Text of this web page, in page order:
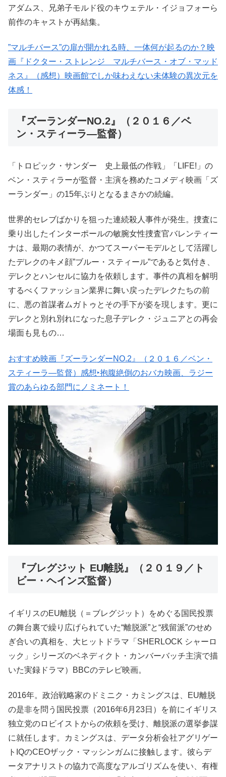
アダムス、兄弟子モルド役のキウェテル・イジョフォーら
前作のキャストが再結集。
”マルチバース”の扉が開かれる時、一体何が起るのか？映
画『ドクター・ストレンジ マルチバース・オブ・マッド
ネス』（感想）映画館でしか味わえない未体験の異次元を
体感！
『ズーランダーNO.2』（２０１６／ベ
ン・スティーラ―監督）
「トロピック・サンダー 史上最低の作戦」「LIFE!」の
ベン・スティラーが監督・主演を務めたコメディ映画「ズ
ーランダー」の15年ぶりとなるまさかの続編。
世界的セレブばかりを狙った連続殺人事件が発生。捜査に
乗り出したインターポールの敏腕女性捜査官バレンティー
ナは、最期の表情が、かつてスーパーモデルとして活躍し
たデレクのキメ顔”ブルー・スティール”であると気付き、
デレクとハンセルに協力を依頼します。事件の真相を解明
するべくファッション業界に舞い戻ったデレクたちの前
に、悪の首謀者ムガトゥとその手下が姿を現します。更に
デレクと別れ別れになった息子デレク・ジュニアとの再会
場面も見もの…
おすすめ映画『ズーランダーNO.2』（２０１６／ベン・
スティーラ―監督）感想‣抱腹絶倒のおバカ映画、ラジー
賞のあらゆる部門にノミネート！
『ブレグジット EU離脱』（２０１９／ト
ビー・ヘインズ監督）
イギリスのEU離脱（＝ブレグジット）をめぐる国民投票
の舞台裏で繰り広げられていた“離脱派”と“残留派”のせめ
ぎ合いの真相を、大ヒットドラマ「SHERLOCK シャーロ
ック」シリーズのベネディクト・カンバーバッチ主演で描
いた実録ドラマ）BBCのテレビ映画。
2016年。政治戦略家のドミニク・カミングスは、EU離脱
の是非を問う国民投票（2016年6月23日）を前にイギリス
独立党のロビイストからの依頼を受け、離脱派の選挙参謀
に就任します。カミングスは、データ分析会社アグリゲー
トIQのCEOザック・マッシンガムに接触します。彼らデ
ータアナリストの協力で高度なアルゴリズムを使い、有権